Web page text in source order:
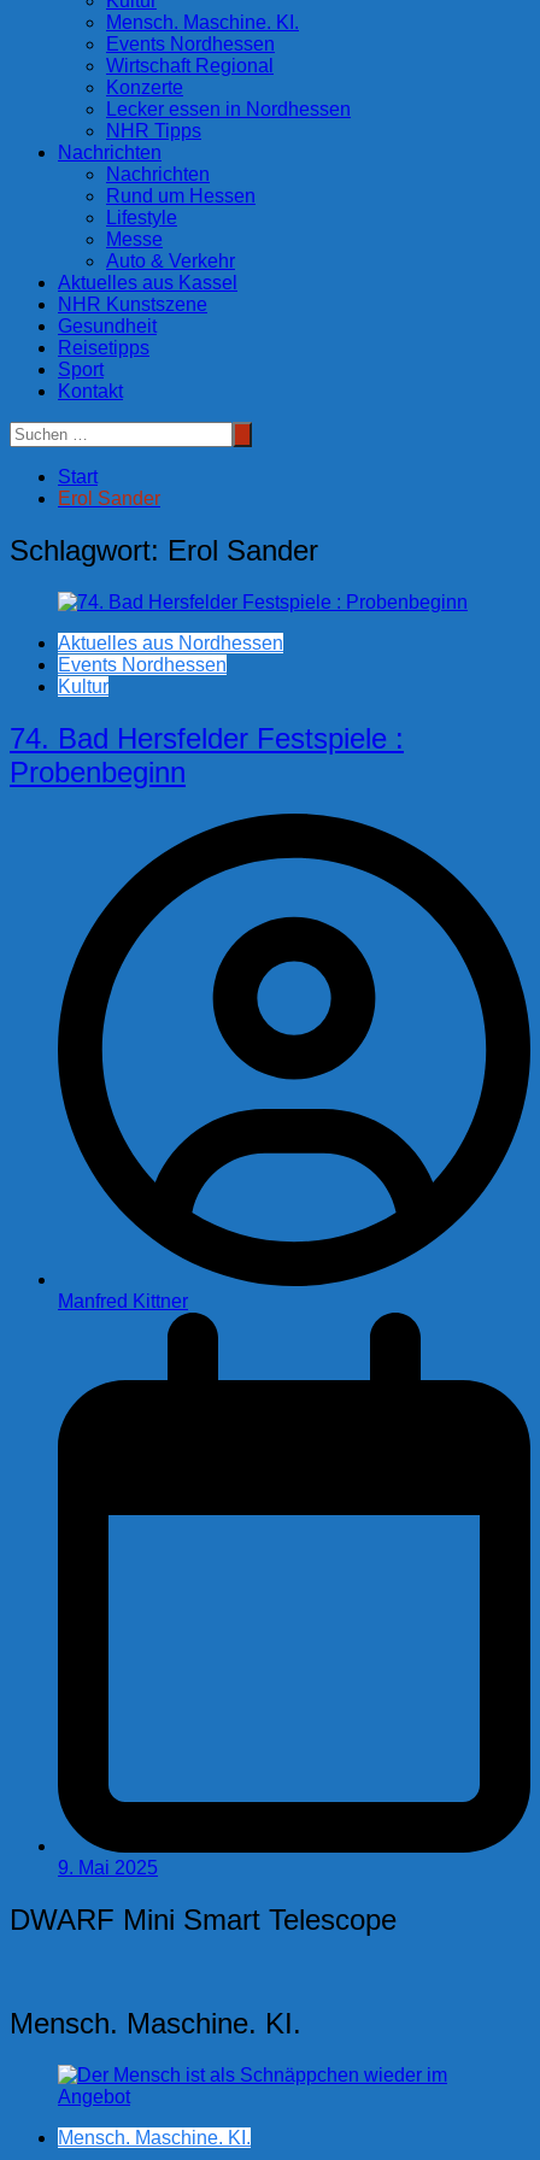
Mensch. Maschine. KI.
Events Nordhessen
Wirtschaft Regional
Konzerte
Lecker essen in Nordhessen
NHR Tipps
Nachrichten
Nachrichten
Rund um Hessen
Lifestyle
Messe
Auto & Verkehr
Aktuelles aus Kassel
NHR Kunstszene
Gesundheit
Reisetipps
Sport
Kontakt
Start
Erol Sander
Schlagwort: Erol Sander
Aktuelles aus Nordhessen
Events Nordhessen
Kultur
74. Bad Hersfelder Festspiele :
Probenbeginn
Manfred Kittner
9. Mai 2025
DWARF Mini Smart Telescope
Mensch. Maschine. KI.
Mensch. Maschine. KI.